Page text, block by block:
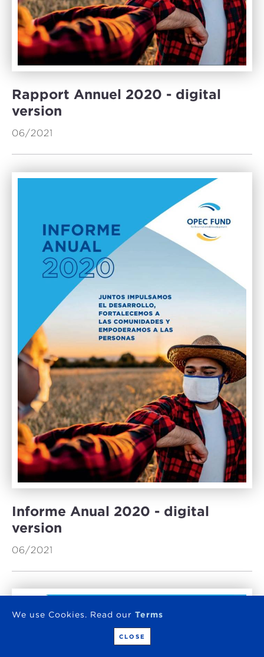
Rapport Annuel 2020 - digital
version
06/2021
Informe Anual 2020 - digital
version
06/2021
We use Cookies. Read our Terms
CLOSE